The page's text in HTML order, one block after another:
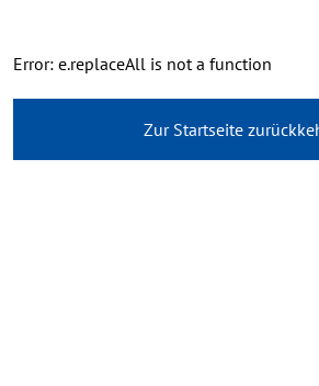
Error: e.replaceAll is not a function
Zur Startseite